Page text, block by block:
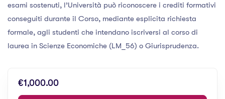
esami sostenuti, l’Università può riconoscere i crediti formativi
conseguiti durante il Corso, mediante esplicita richiesta
formale, agli studenti che intendano iscriversi al corso di
laurea in Scienze Economiche (LM_56) o Giurisprudenza.
€1,000.00